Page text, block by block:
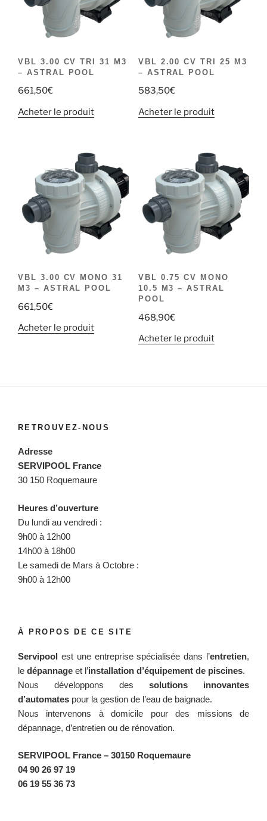
VBL 3.00 CV TRI 31 M3
– ASTRAL POOL
661,50€
Acheter le produit
VBL 2.00 CV TRI 25 M3
– ASTRAL POOL
583,50€
Acheter le produit
VBL 3.00 CV MONO 31
M3 – ASTRAL POOL
661,50€
Acheter le produit
VBL 0.75 CV MONO
10.5 M3 – ASTRAL
POOL
468,90€
Acheter le produit
RETROUVEZ-NOUS
Adresse
SERVIPOOL France
30 150 Roquemaure
Heures d’ouverture
Du lundi au vendredi :
9h00 à 12h00
14h00 à 18h00
Le samedi de Mars à Octobre :
9h00 à 12h00
À PROPOS DE CE SITE
Servipool est une entreprise spécialisée dans l’entretien,
le dépannage et l’installation d’équipement de piscines.
Nous développons des solutions innovantes
d’automates pour la gestion de l’eau de baignade.
Nous intervenons à domicile pour des missions de
dépannage, d’entretien ou de rénovation.
SERVIPOOL France – 30150 Roquemaure
04 90 26 97 19
06 19 55 36 73